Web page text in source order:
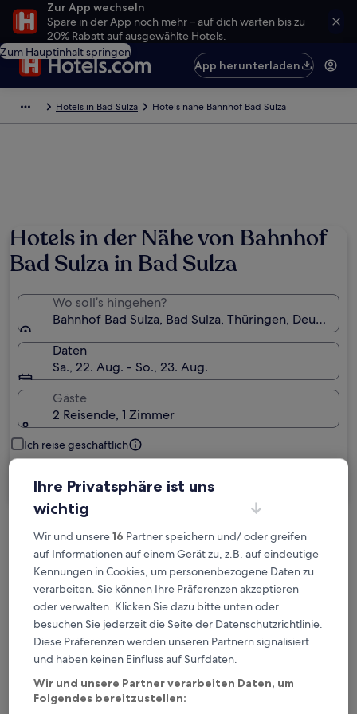
Zur App wechseln
Spare in der App noch mehr – auf dich warten bis zu
20% Rabatt auf ausgewählte Hotels.
Zum Hauptinhalt springen
App herunterladen
Hotels in Bad Sulza Hotels nahe Bahnhof Bad Sulza
Hotels in der Nähe von Bahnhof
Bad Sulza in Bad Sulza
Wo soll’s hingehen?
Bahnhof Bad Sulza, Bad Sulza, Thüringen,
Daten
Sa., 22. Aug. - So., 23. Aug.
Gäste
2 Reisende, 1 Zimmer
Ich reise geschäftlich
Suchen
Kostenlose Stornierung bei
Planänderungen
Verdiene Prämien für jede
wahrgenommene Übernachtung
Mehr sparen mit Preisen für Mitglieder
Ihre Privatsphäre ist uns
wichtig
Wir und unsere16 Partner speichern und/ oder greifen
auf Informationen auf einem Gerät zu, z.B. auf eindeutige
Kennungen in Cookies, um personenbezogene Daten zu
verarbeiten. Sie können Ihre Präferenzen akzeptieren
oder verwalten. Klicken Sie dazu bitte unten oder
besuchen Sie jederzeit die Seite der Datenschutzrichtlinie.
Diese Präferenzen werden unseren Partnern signalisiert
und haben keinen Einfluss auf Surfdaten.
Wir und unsere Partner verarbeiten Daten, um
Folgendes bereitzustellen: